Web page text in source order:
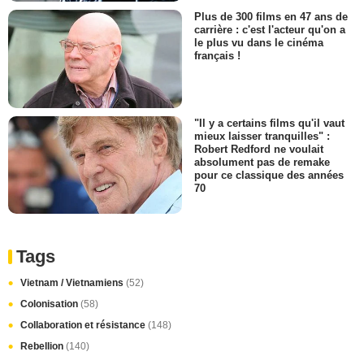
Plus de 300 films en 47 ans de
carrière : c'est l'acteur qu'on a
le plus vu dans le cinéma
français !
"Il y a certains films qu'il vaut
mieux laisser tranquilles" :
Robert Redford ne voulait
absolument pas de remake
pour ce classique des années
70
Tags
Vietnam / Vietnamiens (52)
Colonisation (58)
Collaboration et résistance (148)
Rebellion (140)